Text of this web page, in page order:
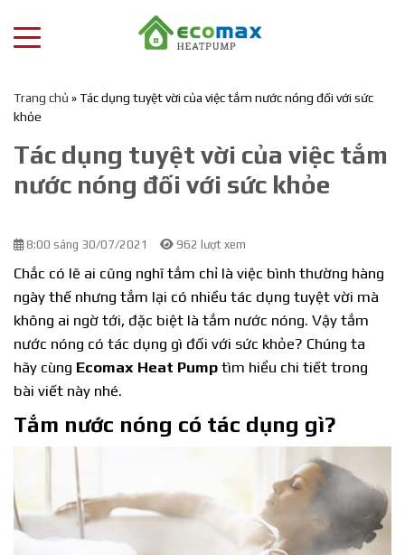
Trang chủ »Tác dụng tuyệt vời của việc tắm nước nóng đối với sức
khỏe
Tác dụng tuyệt vời của việc tắm
nước nóng đối với sức khỏe
8:00 sáng 30/07/2021 962 lượt xem
Chắc có lẽ ai cũng nghĩ tắm chỉ là việc bình thường hàng
ngày thế nhưng tắm lại có nhiều tác dụng tuyệt vời mà
không ai ngờ tới, đặc biệt là tắm nước nóng. Vậy tắm
nước nóng có tác dụng gì đối với sức khỏe? Chúng ta
hãy cùng Ecomax Heat Pump tìm hiểu chi tiết trong
bài viết này nhé.
Tắm nước nóng có tác dụng gì?